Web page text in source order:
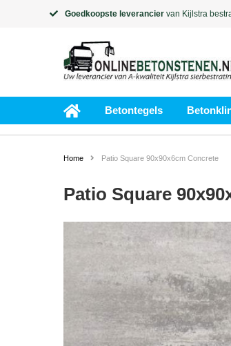
Goedkoopste leverancier van Kijlstra
Betontegels
Home Patio Square 90x90x6cm Concrete
Patio Square